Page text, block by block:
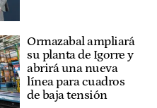
Ormazabal ampliará
su planta de Igorre y
abrirá una nueva
línea para cuadros
de baja tensión